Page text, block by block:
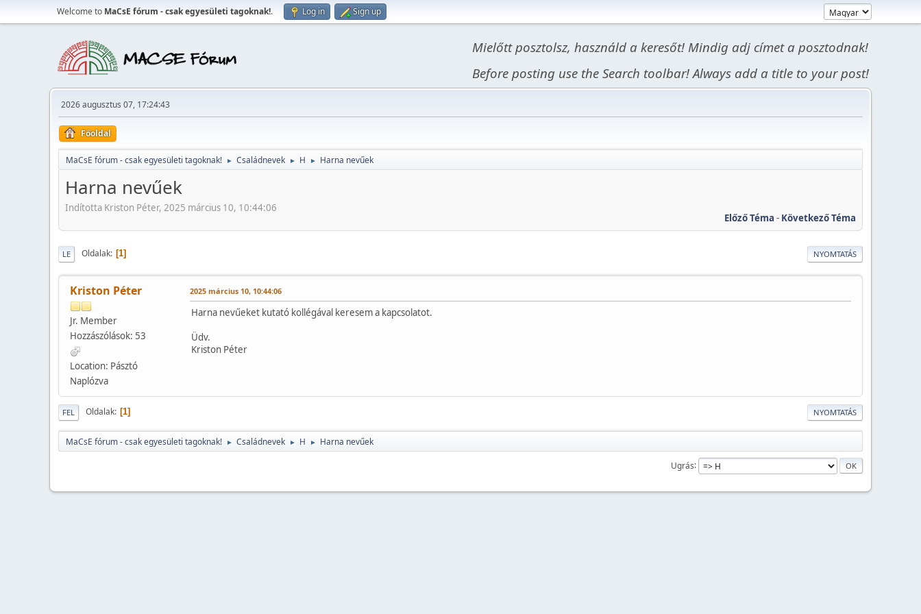
Welcome to MaCsE fórum - csak egyesületi tagoknak!. Log in Sign up
Mielőtt posztolsz, használd a keresőt! Mindig adj címet a posztodnak!
Before posting use the Search toolbar! Always add a title to your post!
2026 augusztus 07, 17:24:43
Főoldal
MaCsE fórum - csak egyesületi tagoknak! ► Családnevek ► H ► Harna nevűek
Harna nevűek
Indította Kriston Péter, 2025 március 10, 10:44:06
Előző Téma - Következő Téma
NYOMTATÁS
LE Oldalak 1
Kriston Péter
Jr. Member
Hozzászólások: 53
Location: Pásztó
Naplózva
2025 március 10, 10:44:06
Harna nevűeket kutató kollégával keresem a kapcsolatot.
Üdv.
Kriston Péter
NYOMTATÁS
FEL Oldalak 1
MaCsE fórum - csak egyesületi tagoknak! ► Családnevek ► H ► Harna nevűek
Ugrás